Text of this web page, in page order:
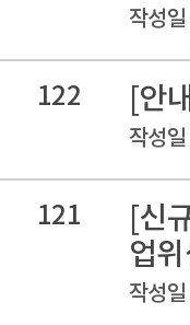
작성
122 [안
작성
121
[신
업
작성